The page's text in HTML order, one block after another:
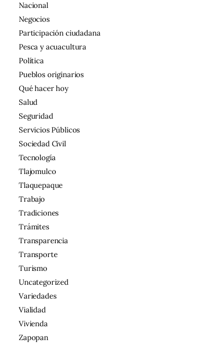
Nacional
Negocios
Participación ciudadana
Pesca y acuacultura
Política
Pueblos originarios
Qué hacer hoy
Salud
Seguridad
Servicios Públicos
Sociedad Civil
Tecnología
Tlajomulco
Tlaquepaque
Trabajo
Tradiciones
Trámites
Transparencia
Transporte
Turismo
Uncategorized
Variedades
Vialidad
Vivienda
Zapopan